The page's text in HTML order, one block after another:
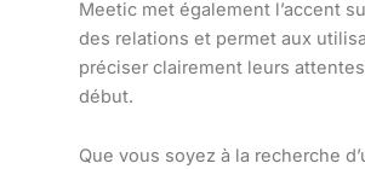
Meetic met également l’accent
des relations et permet aux
préciser clairement leurs
début.
Que vous soyez à la recherche